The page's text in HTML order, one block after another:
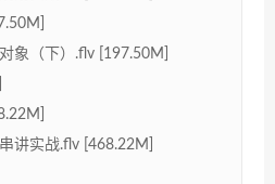
象（下）.flv [197.50M]
讲实战.flv [468.22M]